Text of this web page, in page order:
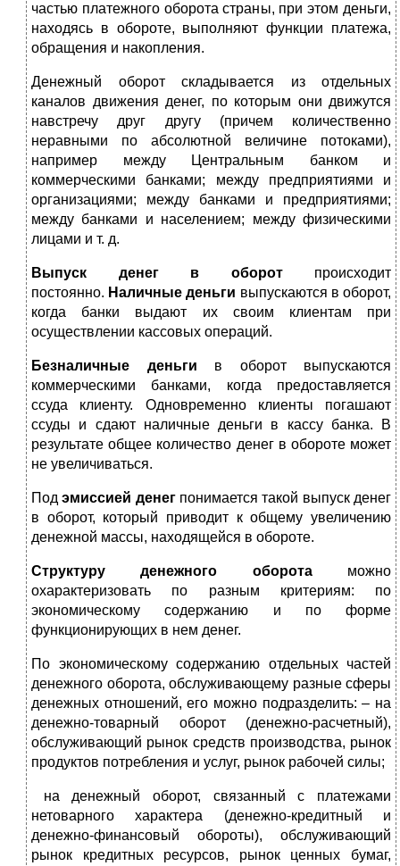
частью платежного оборота страны, при этом деньги,
находясь в обороте, выполняют функции платежа,
обращения и накопления.
Денежный оборот складывается из отдельных
каналов движения денег, по которым они движутся
навстречу друг другу (причем количественно
неравными по абсолютной величине потоками),
например между Центральным банком и
коммерческими банками; между предприятиями и
организациями; между банками и предприятиями;
между банками и населением; между физическими
лицами и т. д.
Выпуск денег в оборот
происходит
постоянно. Наличные деньги выпускаются в оборот,
когда банки выдают их своим клиентам при
осуществлении кассовых операций.
Безналичные деньги
в оборот выпускаются
коммерческими банками, когда предоставляется
ссуда клиенту. Одновременно клиенты погашают
ссуды и сдают наличные деньги в кассу банка. В
результате общее количество денег в обороте может
не увеличиваться.
Подэмиссией денег понимается такой выпуск денег
в оборот, который приводит к общему увеличению
денежной массы, находящейся в обороте.
Структуру денежного оборота
можно
охарактеризовать по разным критериям: по
экономическому содержанию и по форме
функционирующих в нем денег.
По экономическому содержанию отдельных частей
денежного оборота, обслуживающему разные сферы
денежных отношений, его можно подразделить: – на
денежно-товарный оборот (денежно-расчетный),
обслуживающий рынок средств производства, рынок
продуктов потребления и услуг, рынок рабочей силы;
на денежный оборот, связанный с платежами
нетоварного характера (денежно-кредитный и
денежно-финансовый обороты), обслуживающий
рынок кредитных ресурсов, рынок ценных бумаг,